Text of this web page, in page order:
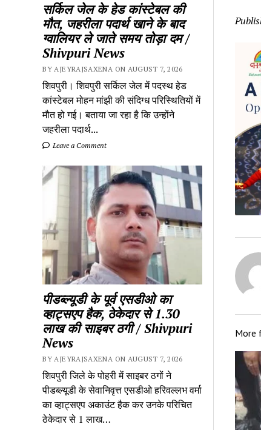
सर्किल जेल के हेड कांस्टेबल की
मौत, जहरीला पदार्थ खाने के बाद
ग्वालियर ले जाते समय तोड़ा दम /
Shivpuri News
BY AJEYRAJSAXENA ON AUGUST 7, 2026
शिवपुरी। शिवपुरी सर्किल जेल में पदस्थ हेड
कांस्टेबल मोहन मांझी की संदिग्ध परिस्थितियों में
मौत हो गई। बताया जा रहा है कि उन्होंने
जहरीला पदार्थ...
Leave a Comment
पीडब्ल्यूडी के पूर्व एसडीओ का
व्हाट्सएप हैक, ठेकेदार से 1.30
लाख की साइबर ठगी / Shivpuri
News
BY AJEYRAJSAXENA ON AUGUST 7, 2026
शिवपुरी जिले के पोहरी में साइबर ठगों ने
पीडब्ल्यूडी के सेवानिवृत्त एसडीओ हरिवल्लभ वर्मा
का व्हाट्सएप अकाउंट हैक कर उनके परिचित
ठेकेदार से 1 लाख…
More